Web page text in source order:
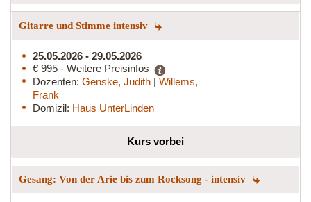
Gitarre und Stimme intensiv
25.05.2026 - 29.05.2026
€ 995 - Weitere Preisinfos
Dozenten: Genske, Judith | Willems,
Frank
Domizil: Haus UnterLinden
Kurs vorbei
Gesang: Von der Arie bis zum Rocksong - intensiv